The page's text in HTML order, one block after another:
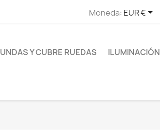
Moneda: EUR €
Y CUBRE RUEDAS ILUMINACIÓN